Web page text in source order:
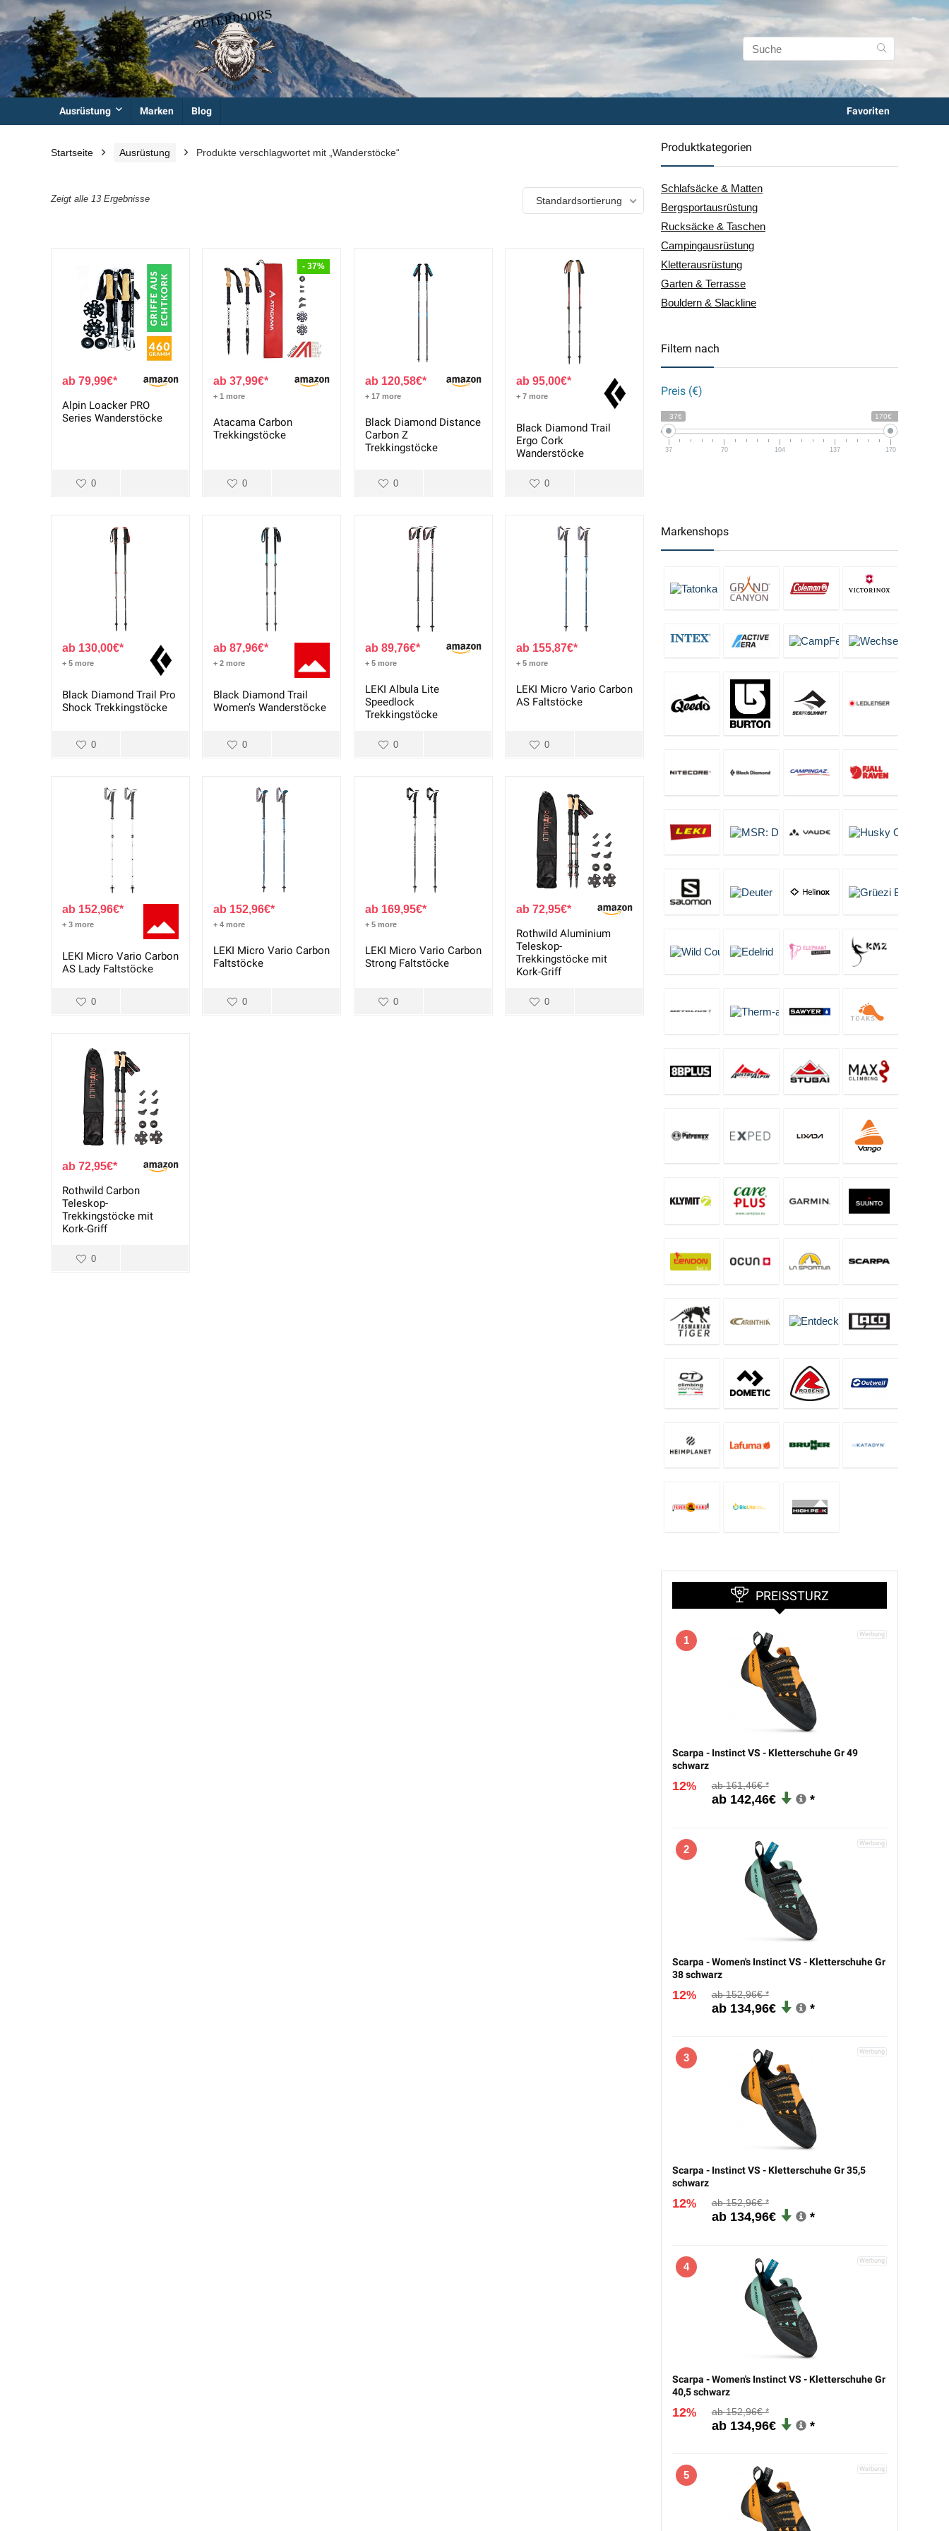
Ausrüstung Marken Blog Favoriten
Startseite Ausrüstung Produkte verschlagwortet mit „Wanderstöcke“
Zeigt alle 13 Ergebnisse Standardsortierung
79,99€
Alpin Loacker PRO
Series Wanderstöcke
0
- 37%
37,99€
+ 1 more
Atacama Carbon
Trekkingstöcke
0
120,58€
+ 17 more
Black Diamond Distance
Carbon Z
Trekkingstöcke
0
95,00€
+ 7 more
Black Diamond Trail
Ergo Cork
Wanderstöcke
0
130,00€
+ 5 more
Black Diamond Trail Pro
Shock Trekkingstöcke
0
87,96€
+ 2 more
Black Diamond Trail
Women’s Wanderstöcke
0
89,76€
+ 5 more
LEKI Albula Lite
Speedlock
Trekkingstöcke
0
155,87€
+ 5 more
LEKI Micro Vario Carbon
AS Faltstöcke
0
152,96€
+ 3 more
LEKI Micro Vario Carbon
AS Lady Faltstöcke
0
152,96€
+ 4 more
LEKI Micro Vario Carbon
Faltstöcke
0
169,95€
+ 5 more
LEKI Micro Vario Carbon
Strong Faltstöcke
0
72,95€
Rothwild Aluminium
Teleskop-
Trekkingstöcke mit
Kork-Griff
0
72,95€
Rothwild Carbon
Teleskop-
Trekkingstöcke mit
Kork-Griff
0
Produktkategorien
Schlafsäcke & Matten
Bergsportausrüstung
Rucksäcke & Taschen
Campingausrüstung
Kletterausrüstung
Garten & Terrasse
Bouldern & Slackline
Filtern nach
Preis (€)
37€ 170€
37 70 104 137 170
Markenshops
PREISSTURZ
1
Scarpa - Instinct VS - Kletterschuhe Gr 49
schwarz
12% 161,46€
142,46€
2
Scarpa - Women's Instinct VS - Kletterschuhe Gr
38 schwarz
12% 152,96€
134,96€
3
Scarpa - Instinct VS - Kletterschuhe Gr 35,5
schwarz
12% 152,96€
134,96€
4
Scarpa - Women's Instinct VS - Kletterschuhe Gr
40,5 schwarz
12% 152,96€
134,96€
5